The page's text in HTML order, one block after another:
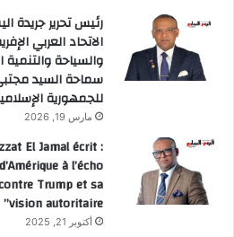
رئيس تحرير جريدة
الاتحاد العربي
والسياحة والتنمية
سماحة السيد
للجمهورية
مارس 19, 2026
El Jamal écrit :
à l’écho
Trump et sa
vision autoritaire”
أكتوبر 21, 2025